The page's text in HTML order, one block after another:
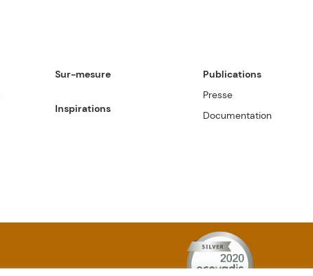
Sur-mesure
Inspirations
Publications
Presse
Documentation